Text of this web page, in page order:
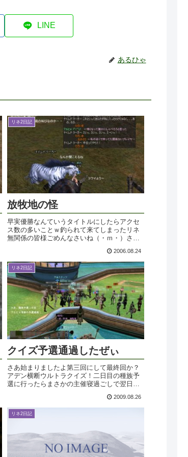
LINE
あるひゃ
リネ2日記
放牧地の怪
早実優勝なんていうタイトルにしたらアクセ
ス数の多いことｗ釣られて来てしまったリネ
無関係の皆様ごめんなさいね（・ｍ・）さて
てしまった不思議な出来事を・・・。のんび
りトラをテイムして、いつものようにプチ
プ...
2006.08.24
リネ2日記
クイズ予選通過したぜぃ
さあ始まりましたよ第三回にして最終回か？
アデン横断ウルトラクイズ！二日目の種族予
選に行ったらまさかの主催寝過ごしで翌日順
たちあまに公演をウキウキと観に行きまし
た。ライラミラさんをバックコーラスに従え
て...
2009.08.26
リネ2日記